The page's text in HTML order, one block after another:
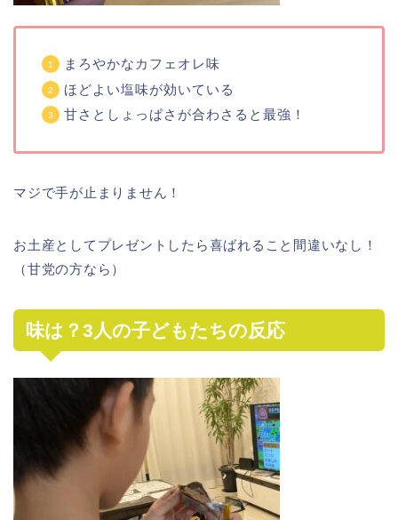
まろやかなカフェオレ味
ほどよい塩味が効いている
甘さとしょっぱさが合わさると最強！
マジで手が止まりません！
お土産としてプレゼントしたら喜ばれること間違いなし！
（甘党の方なら）
味は？3人の子どもたちの反応